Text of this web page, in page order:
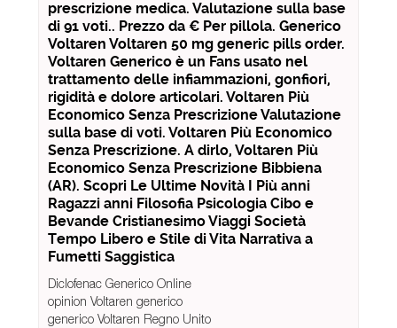
prescrizione medica. Valutazione sulla base
di 91 voti.. Prezzo da € Per pillola. Generico
Voltaren Voltaren 50 mg generic pills order.
Voltaren Generico è un Fans usato nel
trattamento delle infiammazioni, gonfiori,
rigidità e dolore articolari. Voltaren Più
Economico Senza Prescrizione Valutazione
sulla base di voti. Voltaren Più Economico
Senza Prescrizione. A dirlo, Voltaren Più
Economico Senza Prescrizione Bibbiena
(AR). Scopri Le Ultime Novità I Più anni
Ragazzi anni Filosofia Psicologia Cibo e
Bevande Cristianesimo Viaggi Società
Tempo Libero e Stile di Vita Narrativa a
Fumetti Saggistica
Diclofenac Generico Online
opinion Voltaren generico
generico Voltaren Regno Unito